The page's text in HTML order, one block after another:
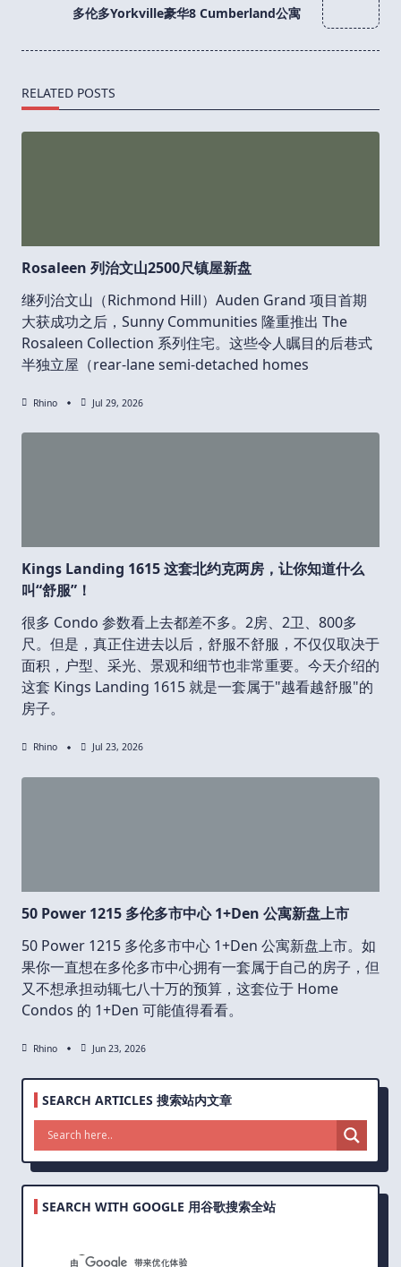
text">Page</span>
多伦多Yorkville豪华8 Cumberland公寓
RELATED POSTS
Rosaleen 列治文山2500尺镇屋新盘
继列治文山（Richmond Hill）Auden Grand 项目首期
大获成功之后，Sunny Communities 隆重推出 The
Rosaleen Collection 系列住宅。这些令人瞩目的后巷式
半独立屋（rear-lane semi-detached homes
Rhino Jul 29, 2026
Kings Landing 1615 这套北约克两房，让你知道什么
叫“舒服”！
很多 Condo 参数看上去都差不多。2房、2卫、800多
尺。但是，真正住进去以后，舒服不舒服，不仅仅取决于
面积，户型、采光、景观和细节也非常重要。今天介绍的
这套 Kings Landing 1615 就是一套属于"越看越舒服"的
房子。
Rhino Jul 23, 2026
50 Power 1215 多伦多市中心 1+Den 公寓新盘上市
50 Power 1215 多伦多市中心 1+Den 公寓新盘上市。如
果你一直想在多伦多市中心拥有一套属于自己的房子，但
又不想承担动辄七八十万的预算，这套位于 Home
Condos 的 1+Den 可能值得看看。
Rhino Jun 23, 2026
SEARCH ARTICLES 搜索站内文章
SEARCH WITH GOOGLE 用谷歌搜索全站